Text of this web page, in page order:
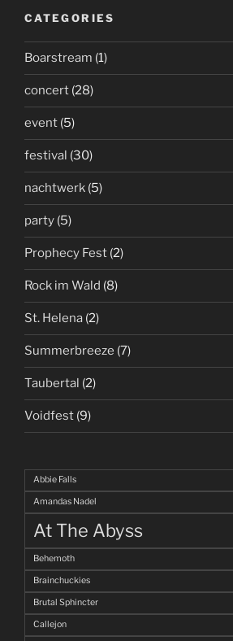
CATEGORIES
Boarstream (1)
concert (28)
event (5)
festival (30)
nachtwerk (5)
party (5)
Prophecy Fest (2)
Rock im Wald (8)
St. Helena (2)
Summerbreeze (7)
Taubertal (2)
Voidfest (9)
Abbie Falls
Amandas Nadel
At The Abyss
Behemoth
Brainchuckies
Brutal Sphincter
Callejon